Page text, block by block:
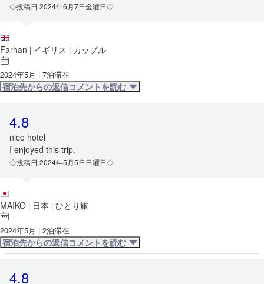
◇投稿日 2024年6月7日金曜日◇
Farhan | イギリス | カップル
2024年5月 | 7泊滞在
宿泊先からの返信コメントを読む
4.8
nice hotel
I enjoyed this trip.
◇投稿日 2024年5月5日日曜日◇
MAIKO | 日本 | ひとり旅
2024年5月 | 2泊滞在
宿泊先からの返信コメントを読む
4.8